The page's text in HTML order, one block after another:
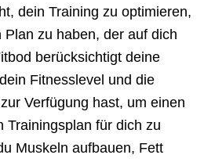
dein Training zu optimieren,
Plan zu haben, der auf dich
berücksichtigt deine
Fitnesslevel und die
Verfügung hast, um einen
Trainingsplan für dich zu
Muskeln aufbauen, Fett